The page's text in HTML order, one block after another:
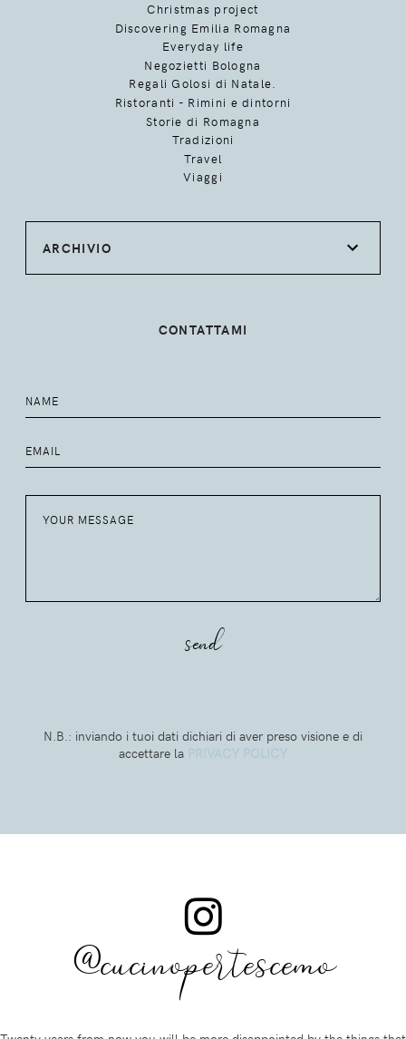
Christmas project
Discovering Emilia Romagna
Everyday life
Negozietti Bologna
Regali Golosi di Natale.
Ristoranti - Rimini e dintorni
Storie di Romagna
Tradizioni
Travel
Viaggi
ARCHIVIO
CONTATTAMI
N.B.: inviando i tuoi dati dichiari di aver preso visione e di
accettare la
@cucinopertescemo